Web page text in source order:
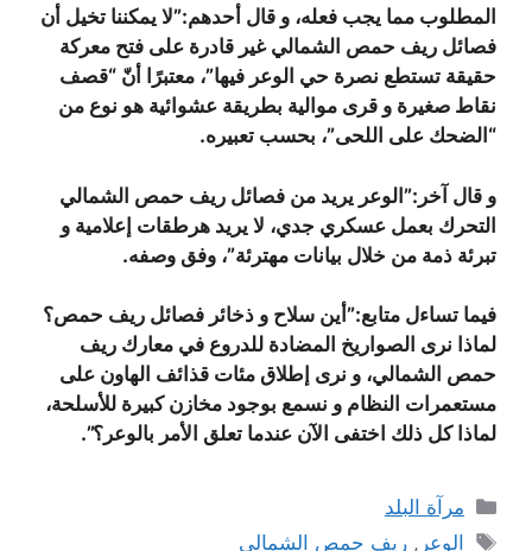
المطلوب مما يجب فعله، و قال أحدهم:”لا يمكننا تخيل أن
فصائل ريف حمص الشمالي غير قادرة على فتح معركة
حقيقة تستطع نصرة حي الوعر فيها”، معتبرًا أنّ “قصف
نقاط صغيرة و قرى موالية بطريقة عشوائية هو نوع من
“الضحك على اللحى”، بحسب تعبيره.
و قال آخر:”الوعر يريد من فصائل ريف حمص الشمالي
التحرك بعمل عسكري جدي، لا يريد هرطقات إعلامية و
تبرئة ذمة من خلال بيانات مهترئة”، وفق وصفه.
فيما تساءل متابع:”أين سلاح و ذخائر فصائل ريف حمص؟
لماذا نرى الصواريخ المضادة للدروع في معارك ريف
حمص الشمالي، و نرى إطلاق مئات قذائف الهاون على
مستعمرات النظام و نسمع بوجود مخازن كبيرة للأسلحة،
لماذا كل ذلك اختفى الآن عندما تعلق الأمر بالوعر؟”.
التصنيفات
مرآة البلد
الوسوم
الوعر ,ريف حمص الشمالي